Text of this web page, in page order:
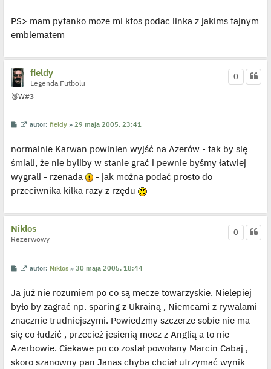
e
d
c
y
p
s
PS> mam pytanko moze mi ktos podac linka z jakims fajnym
emblematem
fieldy
Legenda Futbolu
🥉W#3
0
P
t
W
w
e
l
o
d
y
n
c
p
o
autor:fieldy »29 maja 2005, 23:41
normalnie Karwan powinien wyjść na Azerów - tak by się
śmiali, że nie byliby w stanie grać i pewnie byśmy łatwiej
wygrali - rzenada
- jak można podać prosto do
przeciwnika kilka razy z rzędu
Niklos
Rezerwowy
0
P
t
W
w
e
l
o
j
e
d
autor: Niklos »30 maja 2005, 18:44
Ja już nie rozumiem po co są mecze towarzyskie. Nielepiej
było by zagrać np. sparing z Ukrainą , Niemcami z rywalami
znacznie trudniejszymi. Powiedzmy szczerze sobie nie ma
się co łudzić , przecież jesienią mecz z Anglią a to nie
Azerbowie. Ciekawe po co został powołany Marcin Cabaj ,
skoro szanowny pan Janas chyba chciał utrzymać wynik